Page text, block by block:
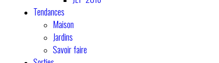
Tendances
Maison
Jardins
Savoir faire